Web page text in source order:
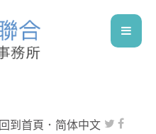
回到首頁 ． 简体中文